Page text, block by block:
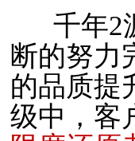
千年2
断的努力
的品质提
级中，客